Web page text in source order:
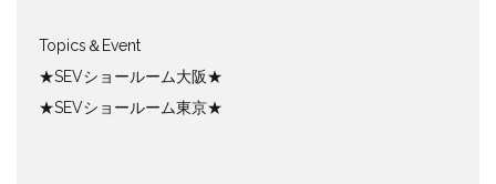
Topics＆Event
★SEVショールーム大阪★
★SEVショールーム東京★